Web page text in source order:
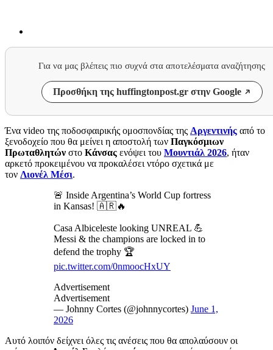
Για να μας βλέπεις πιο συχνά στα αποτελέσματα αναζήτησης
Προσθήκη της huffingtonpost.gr στην Google
Ένα video της ποδοσφαιρικής ομοσπονδίας της Αργεντινής από το
ξενοδοχείο που θα μείνει η αποστολή των Παγκόσμιων
Πρωταθλητών στο Κάνσας ενόψει του Μουντιάλ 2026, ήταν
αρκετό προκειμένου να προκαλέσει ντόρο σχετικά με
τον Λιονέλ Μέσι.
🚨 Inside Argentina’s World Cup fortress
in Kansas! 🇦🇷🔥
Casa Albiceleste looking UNREAL 💪
Messi & the champions are locked in to
defend the trophy 🏆
pic.twitter.com/0nmoocHxUY
Advertisement
Advertisement
— Johnny Cortes (@johnnycortes) June 1,
2026
Αυτό λοιπόν δείχνει όλες τις ανέσεις που θα απολαύσουν οι